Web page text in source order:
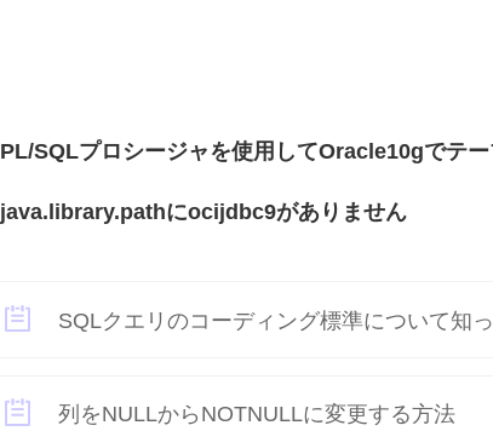
PL/SQLプロシージャを使用してOracle10gでテ
java.library.pathにocijdbc9がありません
SQLクエリのコーディング標準について知
列をNULLからNOTNULLに変更する方法